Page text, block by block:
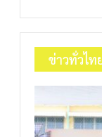
ข่าวทั่วไท